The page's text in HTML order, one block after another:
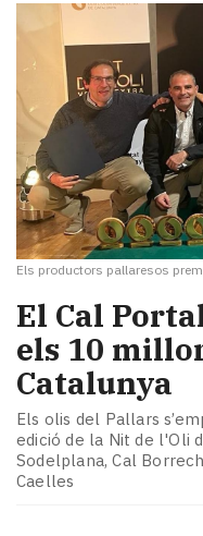
Els productors pallaresos
El Cal
els 10
Catalunya
Els olis del Pallars
edició de la Nit de l'Oli
Sodelplana, Cal
Caelles